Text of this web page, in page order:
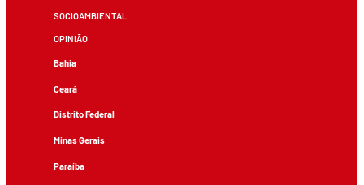
SOCIOAMBIENTAL
OPINIÃO
Bahia
Ceará
Distrito Federal
Minas Gerais
Paraíba